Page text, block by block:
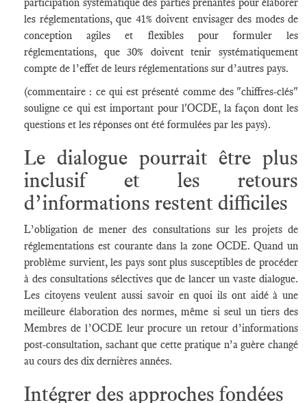
les réglementations, que 41% doivent envisager des modes de
conception agiles et flexibles pour formuler les
réglementations, que 30% doivent tenir systématiquement
compte de l’effet de leurs réglementations sur d’autres pays.
(commentaire : ce qui est présenté comme des "chiffres-clés"
souligne ce qui est important pour l'OCDE, la façon dont les
questions et les réponses ont été formulées par les pays).
Le dialogue pourrait être plus
inclusif et les retours
d’informations restent difficiles
L’obligation de mener des consultations sur les projets de
réglementations est courante dans la zone OCDE. Quand un
problème survient, les pays sont plus susceptibles de procéder
à des consultations sélectives que de lancer un vaste dialogue.
Les citoyens veulent aussi savoir en quoi ils ont aidé à une
meilleure élaboration des normes, même si seul un tiers des
Membres de l’OCDE leur procure un retour d’informations
post-consultation, sachant que cette pratique n’a guère changé
au cours des dix dernières années.
Intégrer des approches fondées